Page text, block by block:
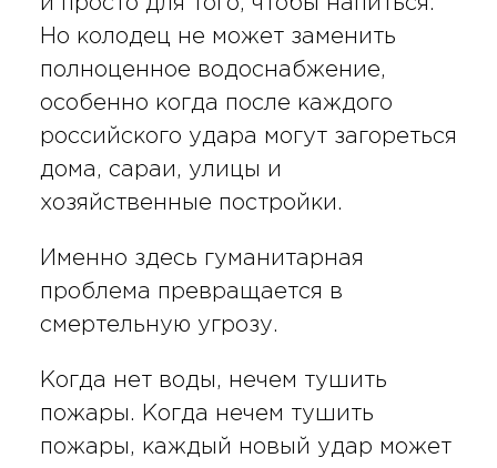
Но колодец не может заменить
полноценное водоснабжение,
особенно когда после каждого
российского удара могут загореться
дома, сараи, улицы и
хозяйственные постройки.
Именно здесь гуманитарная
проблема превращается в
смертельную угрозу.
Когда нет воды, нечем тушить
пожары. Когда нечем тушить
пожары, каждый новый удар может